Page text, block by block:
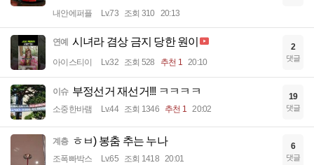
내안에퍼플 Lv.73 조회 310 20:13
연예 시녀라 겸상 금지 당한 원이
아이스티이 Lv.32 조회 528 추천 1 20:10
2
댓글
이슈 부정선거 재선거!!! ㅋㅋㅋㅋ
소중한바램 Lv.44 조회 1346 추천 1 20:02
19
댓글
계층 ㅎㅂ) 봉춤 추는 누나
조폭빠박스 Lv.65 조회 1418 20:01
6
댓글